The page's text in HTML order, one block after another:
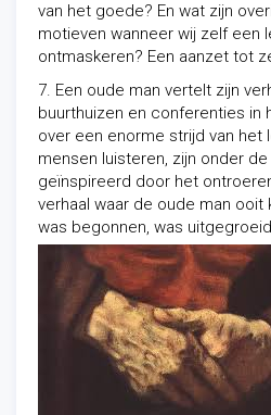
van het goede? En wat zijn
motieven wanneer wij zelf een
ontmaskeren? Een aanzet tot
7. Een oude man vertelt zijn
buurthuizen en conferenties in
over een enorme strijd van het
mensen luisteren, zijn onder de
geïnspireerd door het
verhaal waar de oude man ooit
was begonnen, was